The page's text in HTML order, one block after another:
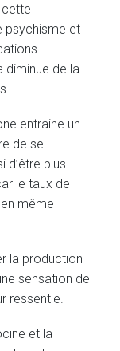
cette
psychisme et
diminue de la
entraine un
de se
d’être plus
le taux de
même
la production
sensation de
ressentie.
et la